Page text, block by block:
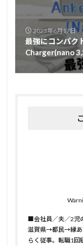
2023年6月17日
最強にコンパ
Charger(nano
■会社員／夫／2児
滋賀県→都民→縁あ
らく従事。転職1